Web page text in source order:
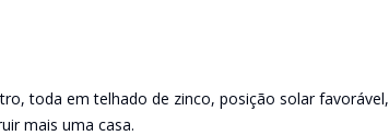
toda em telhado de zinco, posição solar favorável,
mais uma casa.